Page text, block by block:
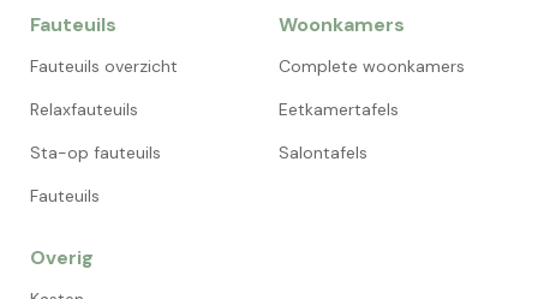
Fauteuils
Fauteuils overzicht
Relaxfauteuils
Sta-op fauteuils
Fauteuils
Woonkamers
Complete woonkamers
Eetkamertafels
Salontafels
Overig